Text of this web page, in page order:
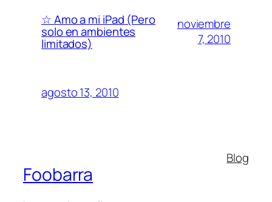
☆ Amo a mi iPad (Pero
solo en ambientes
limitados)
noviembre
7, 2010
agosto 13, 2010
Foobarra
Blog